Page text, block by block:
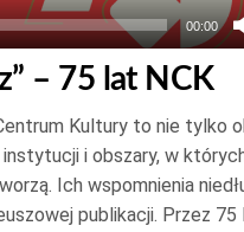
00:00
– 75 lat NCK
Kultury to nie tylko
i obszary, w
Ich wspomnienia
publikacji. Przez 75